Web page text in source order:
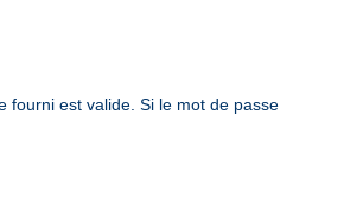
fourni est valide. Si le mot de passe